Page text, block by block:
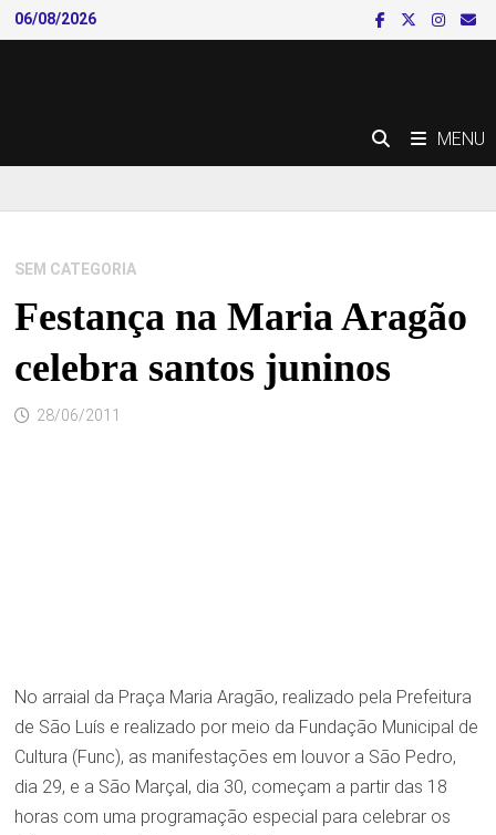
Skip
to
06/08/2026
MENU
SEM CATEGORIA
Festança na Maria Aragão
celebra santos juninos
28/06/2011
No arraial da Praça Maria Aragão, realizado pela Prefeitura
de São Luís e realizado por meio da Fundação Municipal de
Cultura (Func), as manifestações em louvor a São Pedro,
dia 29, e a São Marçal, dia 30, começam a partir das 18
horas com uma programação especial para celebrar os